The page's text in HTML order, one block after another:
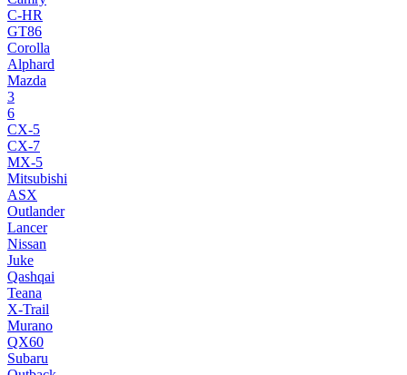
C-HR
GT86
Corolla
Alphard
Mazda
3
6
CX-5
CX-7
MX-5
Mitsubishi
ASX
Outlander
Lancer
Nissan
Juke
Qashqai
Teana
X-Trail
Murano
QX60
Subaru